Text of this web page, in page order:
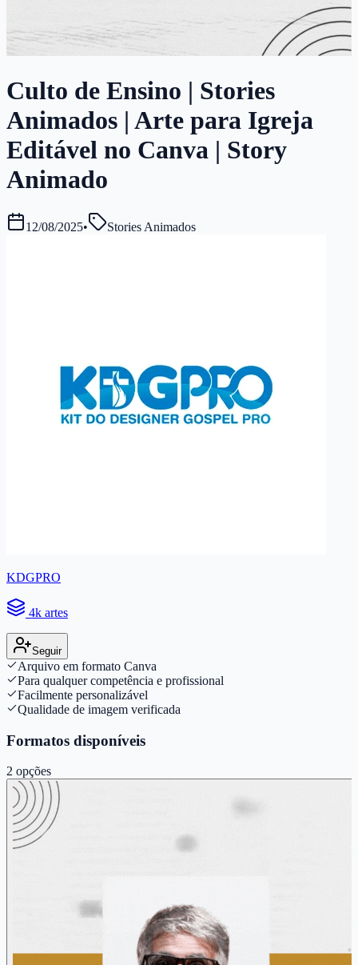
Culto de Ensino | Stories
Animados | Arte para Igreja
Editável no Canva | Story
Animado
12/08/2025• Stories Animados
KDGPRO
4k artes
Seguir
Arquivo em formato Canva
Para qualquer competência e profissional
Facilmente personalizável
Qualidade de imagem verificada
Formatos disponíveis
2 opções